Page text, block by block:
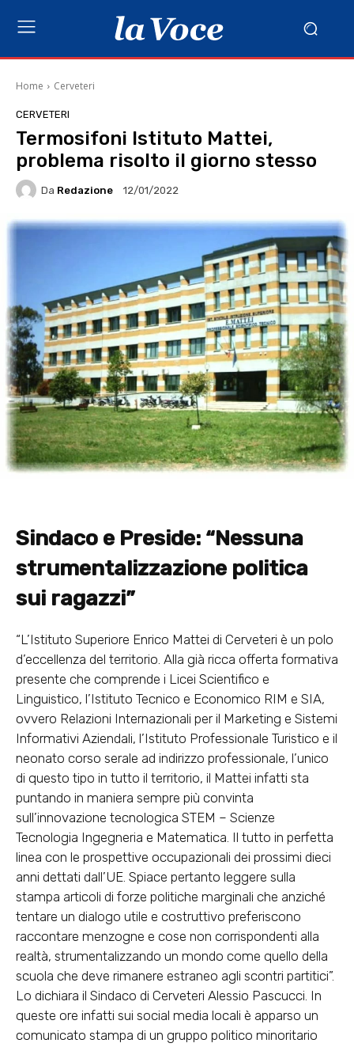
Home Cerveteri
CERVETERI
Termosifoni Istituto Mattei,
problema risolto il giorno stesso
Da Redazione 12/01/2022
Sindaco e Preside: “Nessuna
strumentalizzazione politica
sui ragazzi”
“L’Istituto Superiore Enrico Mattei di Cerveteri è un polo
d’eccellenza del territorio. Alla già ricca offerta formativa
presente che comprende i Licei Scientifico e
Linguistico, l’Istituto Tecnico e Economico RIM e SIA,
ovvero Relazioni Internazionali per il Marketing e Sistemi
Informativi Aziendali, l’Istituto Professionale Turistico e il
neonato corso serale ad indirizzo professionale, l’unico
di questo tipo in tutto il territorio, il Mattei infatti sta
puntando in maniera sempre più convinta
sull’innovazione tecnologica STEM – Scienze
Tecnologia Ingegneria e Matematica. Il tutto in perfetta
linea con le prospettive occupazionali dei prossimi dieci
anni dettati dall’UE. Spiace pertanto leggere sulla
stampa articoli di forze politiche marginali che anziché
tentare un dialogo utile e costruttivo preferiscono
raccontare menzogne e cose non corrispondenti alla
realtà, strumentalizzando un mondo come quello della
scuola che deve rimanere estraneo agli scontri partitici”.
Lo dichiara il Sindaco di Cerveteri Alessio Pascucci. In
queste ore infatti sui social media locali è apparso un
comunicato stampa di un gruppo politico minoritario